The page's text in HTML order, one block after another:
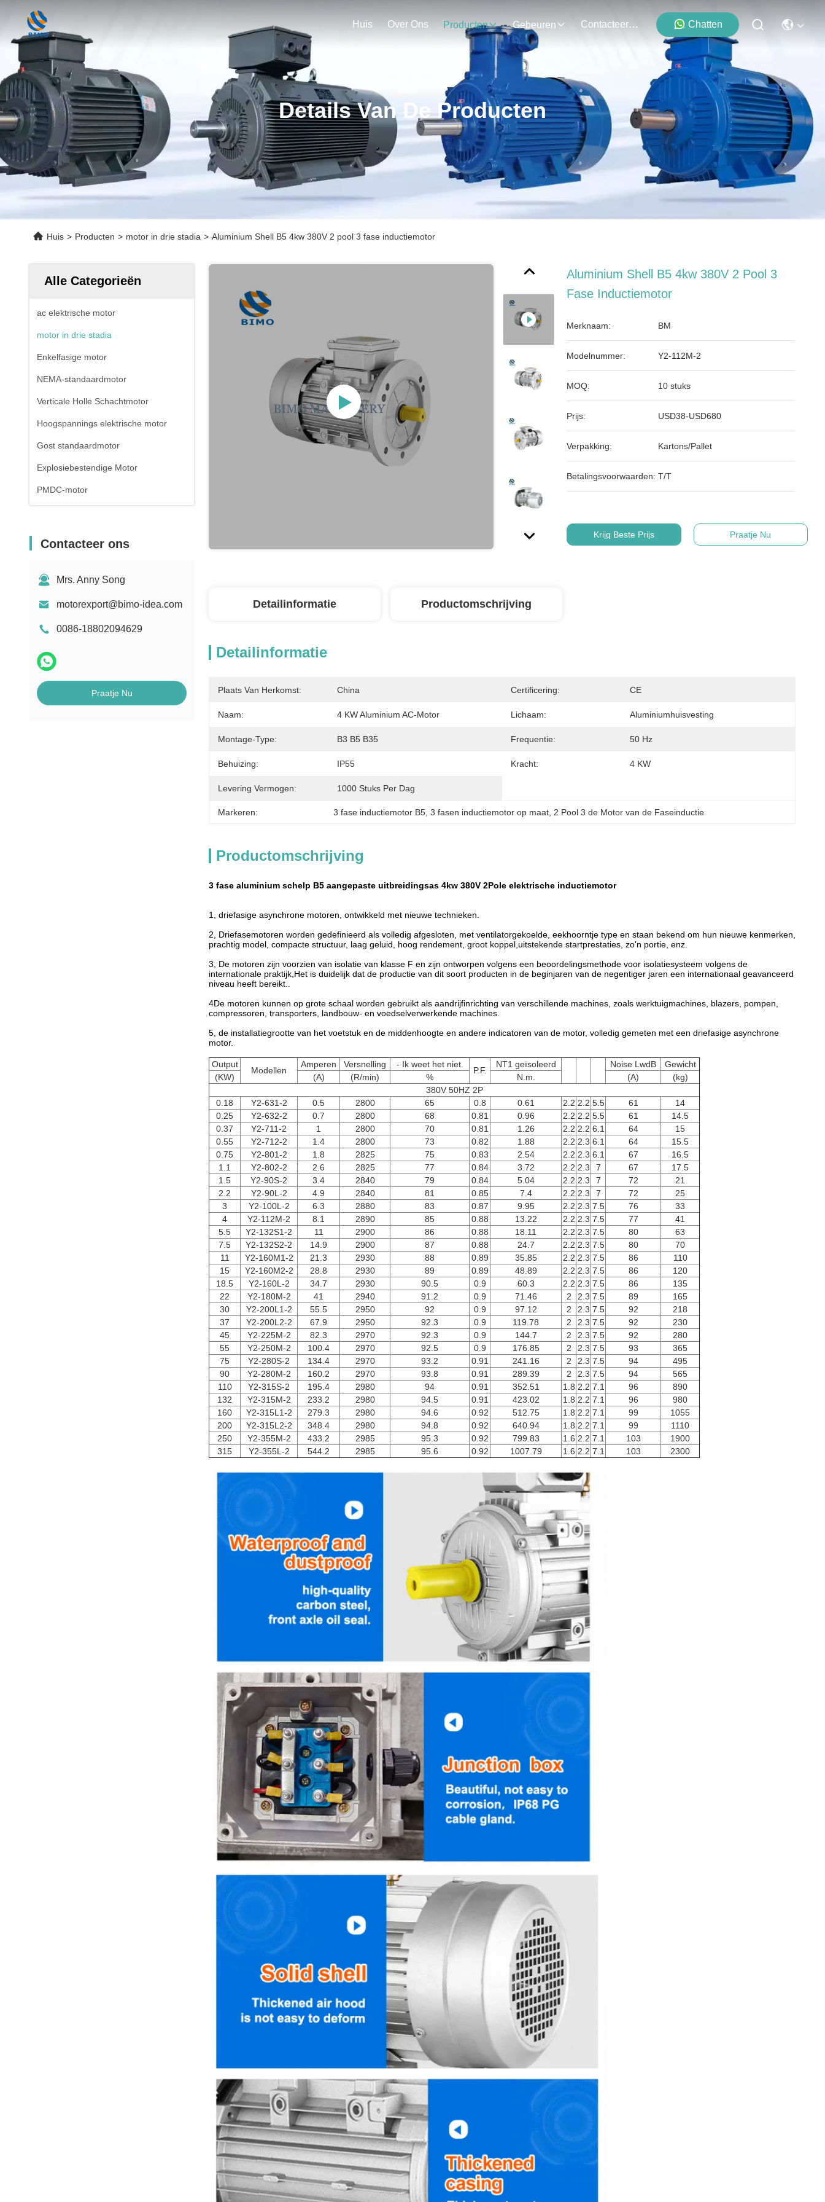
Huis Over Ons Producten Gebeuren Contacteer Ons Chatten
Details Van De Producten
Huis > Producten > motor in drie stadia > Aluminium Shell B5 4kw 380V 2 pool 3 fase inductiemotor
Alle Categorieën
ac elektrische motor
motor in drie stadia
Enkelfasige motor
NEMA-standaardmotor
Verticale Holle Schachtmotor
Hoogspannings elektrische motor
Gost standaardmotor
Explosiebestendige Motor
PMDC-motor
Contacteer ons
Mrs. Anny Song
motorexport@bimo-idea.com
0086-18802094629
Praatje Nu
Aluminium Shell B5 4kw 380V 2 Pool 3
Fase Inductiemotor
Merknaam: BM
Modelnummer: Y2-112M-2
MOQ: 10 stuks
Prijs: USD38-USD680
Verpakking: Kartons/Pallet
Betalingsvoorwaarden: T/T
Krijg Beste Prijs Praatje Nu
Detailinformatie Productomschrijving
Detailinformatie
Plaats Van Herkomst: China Certificering: CE
Naam: 4 KW Aluminium AC-Motor Lichaam: Aluminiumhuisvesting
Montage-Type: B3 B5 B35 Frequentie: 50 Hz
Behuizing: IP55 Kracht: 4 KW
Levering Vermogen: 1000 Stuks Per Dag
Markeren: 3 fase inductiemotor B5 , 3 fasen inductiemotor op maat 2 Pool 3 de Motor van de Faseinductie
Productomschrijving
3 fase aluminium schelp B5 aangepaste uitbreidingsas 4kw 380V 2Pole elektrische inductiemotor
1, driefasige asynchrone motoren, ontwikkeld met nieuwe technieken.
2, Driefasemotoren worden gedefinieerd als volledig afgesloten, met ventilatorgekoelde, eekhoorntje type en staan bekend om hun nieuwe kenmerken,
prachtig model, compacte structuur, laag geluid, hoog rendement, groot koppel,uitstekende startprestaties, zo'n portie, enz.
3, De motoren zijn voorzien van isolatie van klasse F en zijn ontworpen volgens een beoordelingsmethode voor isolatiesysteem volgens de
internationale praktijk,Het is duidelijk dat de productie van dit soort producten in de beginjaren van de negentiger jaren een internationaal geavanceerd
niveau heeft bereikt..
4De motoren kunnen op grote schaal worden gebruikt als aandrijfinrichting van verschillende machines, zoals werktuigmachines, blazers, pompen,
compressoren, transporters, landbouw- en voedselverwerkende machines.
5, de installatiegrootte van het voetstuk en de middenhoogte en andere indicatoren van de motor, volledig gemeten met een driefasige asynchrone
motor.
Output
Modellen
Amperen Versnelling - Ik weet het niet.
P.F.
NT1 geïsoleerd Noise LwdB
Gewicht
(KW)
(A) (R/min) % N.m. (A)
(kg)
380V 50HZ 2P
0.18
Y2-631-2 0.5 2800 65 0.8 0.61 2.2 2.2 5.5 61
14
0.25
Y2-632-2 0.7 2800 68 0.81 0.96 2.2 2.2 5.5 61
14.5
0.37
Y2-711-2 1 2800 70 0.81 1.26 2.2 2.2 6.1 64
15
0.55
Y2-712-2 1.4 2800 73 0.82 1.88 2.2 2.3 6.1 64
15.5
0.75
Y2-801-2 1.8 2825 75 0.83 2.54 2.2 2.3 6.1 67
16.5
1.1
Y2-802-2 2.6 2825 77 0.84 3.72 2.2 2.3 7 67
17.5
1.5
Y2-90S-2 3.4 2840 79 0.84 5.04 2.2 2.3 7 72
21
2.2
Y2-90L-2 4.9 2840 81 0.85 7.4 2.2 2.3 7 72
25
3
Y2-100L-2 6.3 2880 83 0.87 9.95 2.2 2.3 7.5 76
33
4
Y2-112M-2 8.1 2890 85 0.88 13.22 2.2 2.3 7.5 77
41
5.5
Y2-132S1-2 11 2900 86 0.88 18.11 2.2 2.3 7.5 80
63
7.5
Y2-132S2-2 14.9 2900 87 0.88 24.7 2.2 2.3 7.5 80
70
11
Y2-160M1-2 21.3 2930 88 0.89 35.85 2.2 2.3 7.5 86
110
15
Y2-160M2-2 28.8 2930 89 0.89 48.89 2.2 2.3 7.5 86
120
18.5
Y2-160L-2 34.7 2930 90.5 0.9 60.3 2.2 2.3 7.5 86
135
22
Y2-180M-2 41 2940 91.2 0.9 71.46 2 2.3 7.5 89
165
30
Y2-200L1-2 55.5 2950 92 0.9 97.12 2 2.3 7.5 92
218
37
Y2-200L2-2 67.9 2950 92.3 0.9 119.78 2 2.3 7.5 92
230
45
Y2-225M-2 82.3 2970 92.3 0.9 144.7 2 2.3 7.5 92
280
55
Y2-250M-2 100.4 2970 92.5 0.9 176.85 2 2.3 7.5 93
365
75
Y2-280S-2 134.4 2970 93.2 0.91 241.16 2 2.3 7.5 94
495
90
Y2-280M-2 160.2 2970 93.8 0.91 289.39 2 2.3 7.5 94
565
110
Y2-315S-2 195.4 2980 94 0.91 352.51 1.8 2.2 7.1 96
890
132
Y2-315M-2 233.2 2980 94.5 0.91 423.02 1.8 2.2 7.1 96
980
160
Y2-315L1-2 279.3 2980 94.6 0.92 512.75 1.8 2.2 7.1 99
1055
200
Y2-315L2-2 348.4 2980 94.8 0.92 640.94 1.8 2.2 7.1 99
1110
250
Y2-355M-2 433.2 2985 95.3 0.92 799.83 1.6 2.2 7.1 103
1900
315
Y2-355L-2 544.2 2985 95.6 0.92 1007.79 1.6 2.2 7.1 103 2300